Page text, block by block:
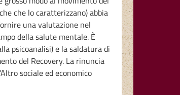
che lo caratterizzano) abbia
una valutazione nel
della salute mentale. È
psicoanalisi) e la saldatura di
del Recovery. La rinuncia
sociale ed economico